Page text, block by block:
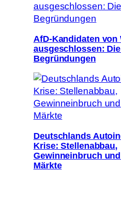
AfD-Kandidaten von
ausgeschlossen:
Begründungen
Deutschlands
Krise: Stellenabbau,
Gewinneinbruch
Märkte